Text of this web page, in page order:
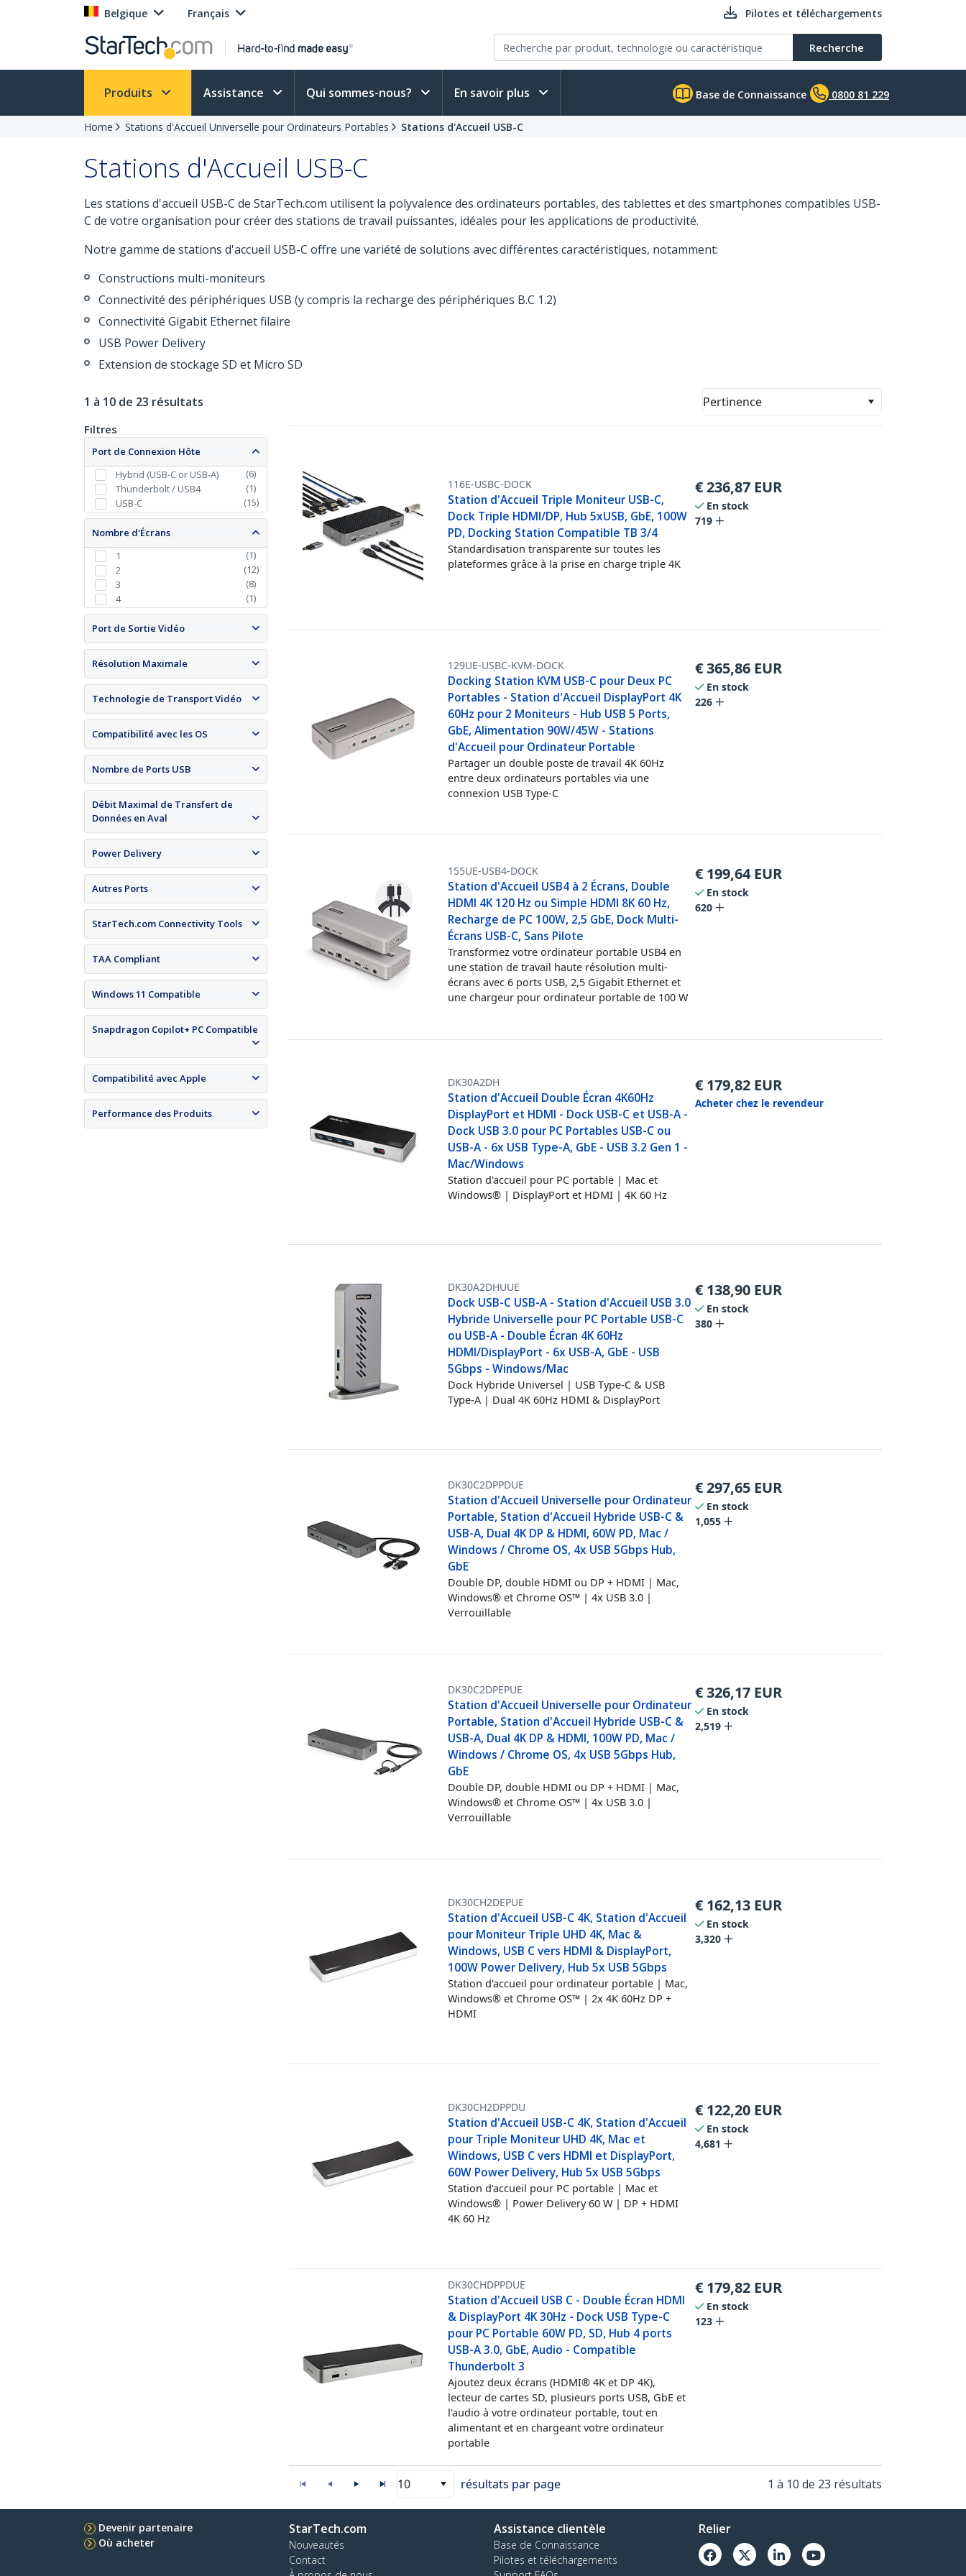
Belgique Français Pilotes et téléchargements
Recherche
Produits Assistance Qui sommes-nous? En savoir plus Base de Connaissance 0800 81 229
Home Stations d'Accueil Universelle pour Ordinateurs Portables Stations d'Accueil USB-C
Stations d'Accueil USB-C
Les stations d'accueil USB-C de StarTech.com utilisent la polyvalence des ordinateurs portables, des tablettes et des smartphones compatibles USB-
C de votre organisation pour créer des stations de travail puissantes, idéales pour les applications de productivité.
Notre gamme de stations d'accueil USB-C offre une variété de solutions avec différentes caractéristiques, notamment:
Constructions multi-moniteurs
Connectivité des périphériques USB (y compris la recharge des périphériques B.C 1.2)
Connectivité Gigabit Ethernet filaire
USB Power Delivery
Extension de stockage SD et Micro SD
1 à 10 de 23 résultats Pertinence
Filtres
Port de Connexion Hôte
Hybrid (USB-C or USB-A)
(6)
Thunderbolt / USB4
(1)
USB-C
(15)
Nombre d'Écrans
1
(1)
2
(12)
3
(8)
4
(1)
Port de Sortie Vidéo
Résolution Maximale
Technologie de Transport Vidéo
Compatibilité avec les OS
Nombre de Ports USB
Débit Maximal de Transfert de
Données en Aval
Power Delivery
Autres Ports
StarTech.com Connectivity Tools
TAA Compliant
Windows 11 Compatible
Snapdragon Copilot+ PC Compatible
Compatibilité avec Apple
Performance des Produits
116E-USBC-DOCK
Station d'Accueil Triple Moniteur USB-C,
Dock Triple HDMI/DP, Hub 5xUSB, GbE, 100W
PD, Docking Station Compatible TB 3/4
Standardisation transparente sur toutes les
plateformes grâce à la prise en charge triple 4K
€236,87 EUR
En stock
719
129UE-USBC-KVM-DOCK
Docking Station KVM USB-C pour Deux PC
Portables - Station d'Accueil DisplayPort 4K
60Hz pour 2 Moniteurs - Hub USB 5 Ports,
GbE, Alimentation 90W/45W - Stations
d'Accueil pour Ordinateur Portable
Partager un double poste de travail 4K 60Hz
entre deux ordinateurs portables via une
connexion USB Type-C
€365,86 EUR
En stock
226
155UE-USB4-DOCK
Station d'Accueil USB4 à 2 Écrans, Double
HDMI 4K 120 Hz ou Simple HDMI 8K 60 Hz,
Recharge de PC 100W, 2,5 GbE, Dock Multi-
Écrans USB-C, Sans Pilote
Transformez votre ordinateur portable USB4 en
une station de travail haute résolution multi-
écrans avec 6 ports USB, 2,5 Gigabit Ethernet et
une chargeur pour ordinateur portable de 100 W
€ 199,64 EUR
En stock
620
DK30A2DH
Station d'Accueil Double Écran 4K60Hz
DisplayPort et HDMI - Dock USB-C et USB-A -
Dock USB 3.0 pour PC Portables USB-C ou
USB-A - 6x USB Type-A, GbE - USB 3.2 Gen 1 -
Mac/Windows
Station d'accueil pour PC portable | Mac et
Windows® | DisplayPort et HDMI | 4K 60 Hz
€ 179,82 EUR
Acheter chez le revendeur
DK30A2DHUUE
Dock USB-C USB-A - Station d'Accueil USB 3.0
Hybride Universelle pour PC Portable USB-C
ou USB-A - Double Écran 4K 60Hz
HDMI/DisplayPort - 6x USB-A, GbE - USB
5Gbps - Windows/Mac
Dock Hybride Universel | USB Type-C & USB
Type-A | Dual 4K 60Hz HDMI & DisplayPort
€ 138,90 EUR
En stock
380
DK30C2DPPDUE
Station d'Accueil Universelle pour Ordinateur
Portable, Station d'Accueil Hybride USB-C &
USB-A, Dual 4K DP & HDMI, 60W PD, Mac /
Windows / Chrome OS, 4x USB 5Gbps Hub,
GbE
Double DP, double HDMI ou DP + HDMI | Mac,
Windows® et Chrome OS™ | 4x USB 3.0 |
Verrouillable
€297,65 EUR
En stock
1,055
DK30C2DPEPUE
Station d'Accueil Universelle pour Ordinateur
Portable, Station d'Accueil Hybride USB-C &
USB-A, Dual 4K DP & HDMI, 100W PD, Mac /
Windows / Chrome OS, 4x USB 5Gbps Hub,
GbE
Double DP, double HDMI ou DP + HDMI | Mac,
Windows® et Chrome OS™ | 4x USB 3.0 |
Verrouillable
€326,17 EUR
En stock
2,519
DK30CH2DEPUE
Station d'Accueil USB-C 4K, Station d'Accueil
pour Moniteur Triple UHD 4K, Mac &
Windows, USB C vers HDMI & DisplayPort,
100W Power Delivery, Hub 5x USB 5Gbps
Station d'accueil pour ordinateur portable | Mac,
Windows® et Chrome OS™ | 2x 4K 60Hz DP +
HDMI
€ 162,13 EUR
En stock
3,320
DK30CH2DPPDU
Station d'Accueil USB-C 4K, Station d'Accueil
pour Triple Moniteur UHD 4K, Mac et
Windows, USB C vers HDMI et DisplayPort,
60W Power Delivery, Hub 5x USB 5Gbps
Station d'accueil pour PC portable | Mac et
Windows® | Power Delivery 60 W | DP + HDMI
4K 60 Hz
€ 122,20 EUR
En stock
4,681
DK30CHDPPDUE
Station d'Accueil USB C - Double Écran HDMI
& DisplayPort 4K 30Hz - Dock USB Type-C
pour PC Portable 60W PD, SD, Hub 4 ports
USB-A 3.0, GbE, Audio - Compatible
Thunderbolt 3
Ajoutez deux écrans (HDMI® 4K et DP 4K),
lecteur de cartes SD, plusieurs ports USB, GbE et
l'audio à votre ordinateur portable, tout en
alimentant et en chargeant votre ordinateur
portable
€ 179,82 EUR
En stock
123
10 résultats par page 1 à 10 de 23 résultats
Devenir partenaire
Où acheter
StarTech.com
Nouveautés
Contact
Assistance clientèle
Base de Connaissance
Pilotes et téléchargements
Relier